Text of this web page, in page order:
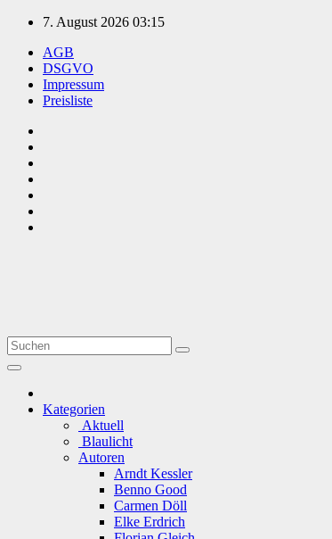
Zum
springen
7. August 2026 03:15
AGB
DSGVO
Impressum
Preisliste
Kategorien
Aktuell
Blaulicht
Autoren
Arndt Kessler
Benno Good
Carmen Döll
Elke Erdrich